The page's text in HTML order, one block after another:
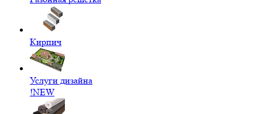
Кирпич
Услуги дизайна
!NEW